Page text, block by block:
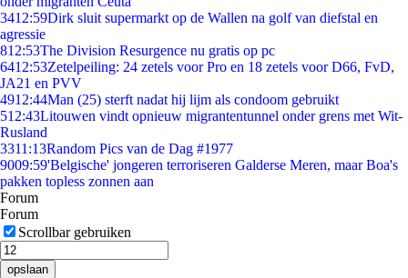
3412:59Dirk sluit supermarkt op de Wallen na golf van diefstal en
agressie
812:53The Division Resurgence nu gratis op pc
6412:53Zetelpeiling: 24 zetels voor Pro en 18 zetels voor D66, FvD,
JA21 en PVV
4912:44Man (25) sterft nadat hij lijm als condoom gebruikt
512:43Litouwen vindt opnieuw migrantentunnel onder grens met Wit-
Rusland
3311:13Random Pics van de Dag #1977
9009:59'Belgische' jongeren terroriseren Galderse Meren, maar Boa's
pakken topless zonnen aan
Forum
Forum
Scrollbar gebruiken
opslaan